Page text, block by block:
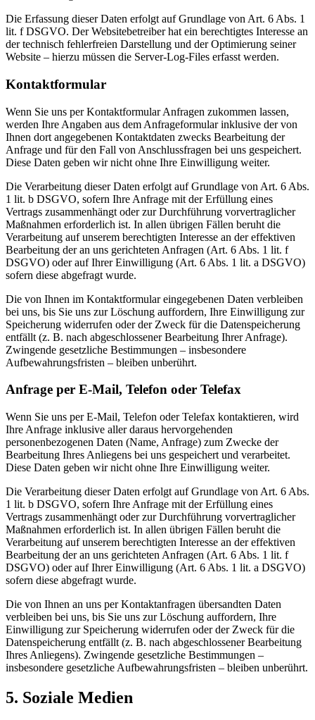
Die Erfassung dieser Daten erfolgt auf Grundlage von Art. 6 Abs. 1
lit. f DSGVO. Der Websitebetreiber hat ein berechtigtes Interesse an
der technisch fehlerfreien Darstellung und der Optimierung seiner
Website – hierzu müssen die Server-Log-Files erfasst werden.
Kontaktformular
Wenn Sie uns per Kontaktformular Anfragen zukommen lassen,
werden Ihre Angaben aus dem Anfrageformular inklusive der von
Ihnen dort angegebenen Kontaktdaten zwecks Bearbeitung der
Anfrage und für den Fall von Anschlussfragen bei uns gespeichert.
Diese Daten geben wir nicht ohne Ihre Einwilligung weiter.
Die Verarbeitung dieser Daten erfolgt auf Grundlage von Art. 6 Abs.
1 lit. b DSGVO, sofern Ihre Anfrage mit der Erfüllung eines
Vertrags zusammenhängt oder zur Durchführung vorvertraglicher
Maßnahmen erforderlich ist. In allen übrigen Fällen beruht die
Verarbeitung auf unserem berechtigten Interesse an der effektiven
Bearbeitung der an uns gerichteten Anfragen (Art. 6 Abs. 1 lit. f
DSGVO) oder auf Ihrer Einwilligung (Art. 6 Abs. 1 lit. a DSGVO)
sofern diese abgefragt wurde.
Die von Ihnen im Kontaktformular eingegebenen Daten verbleiben
bei uns, bis Sie uns zur Löschung auffordern, Ihre Einwilligung zur
Speicherung widerrufen oder der Zweck für die Datenspeicherung
entfällt (z. B. nach abgeschlossener Bearbeitung Ihrer Anfrage).
Zwingende gesetzliche Bestimmungen – insbesondere
Aufbewahrungsfristen – bleiben unberührt.
Anfrage per E-Mail, Telefon oder Telefax
Wenn Sie uns per E-Mail, Telefon oder Telefax kontaktieren, wird
Ihre Anfrage inklusive aller daraus hervorgehenden
personenbezogenen Daten (Name, Anfrage) zum Zwecke der
Bearbeitung Ihres Anliegens bei uns gespeichert und verarbeitet.
Diese Daten geben wir nicht ohne Ihre Einwilligung weiter.
Die Verarbeitung dieser Daten erfolgt auf Grundlage von Art. 6 Abs.
1 lit. b DSGVO, sofern Ihre Anfrage mit der Erfüllung eines
Vertrags zusammenhängt oder zur Durchführung vorvertraglicher
Maßnahmen erforderlich ist. In allen übrigen Fällen beruht die
Verarbeitung auf unserem berechtigten Interesse an der effektiven
Bearbeitung der an uns gerichteten Anfragen (Art. 6 Abs. 1 lit. f
DSGVO) oder auf Ihrer Einwilligung (Art. 6 Abs. 1 lit. a DSGVO)
sofern diese abgefragt wurde.
Die von Ihnen an uns per Kontaktanfragen übersandten Daten
verbleiben bei uns, bis Sie uns zur Löschung auffordern, Ihre
Einwilligung zur Speicherung widerrufen oder der Zweck für die
Datenspeicherung entfällt (z. B. nach abgeschlossener Bearbeitung
Ihres Anliegens). Zwingende gesetzliche Bestimmungen –
insbesondere gesetzliche Aufbewahrungsfristen – bleiben unberührt.
5. Soziale Medien